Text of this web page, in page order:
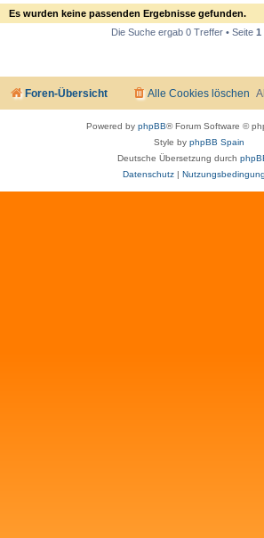
Es wurden keine passenden Ergebnisse gefunden.
Die Suche ergab 0 Treffer • Seite 1
Foren-Übersicht Alle Cookies löschen
Powered by phpBB® Forum Software ©
Style by phpBB Spain
Deutsche Übersetzung durch
Datenschutz|